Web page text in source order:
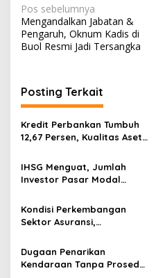
N
a
v
g
a
s
i
p
o
s
Pos sebelumnya
Mengandalkan Jabatan &
Pengaruh, Oknum Kadis di
Buol Resmi Jadi Tersangka
Posting Terkait
Kredit Perbankan Tumbuh
12,67 Persen, Kualitas Aset
Tetap Kokoh Juni 2026
IHSG Menguat, Jumlah
Investor Pasar Modal
2026
Kondisi Perkembangan
Sektor Asuransi,
Pensiun Juni 2026
Dugaan Penarikan
Kendaraan Tanpa Prosedur